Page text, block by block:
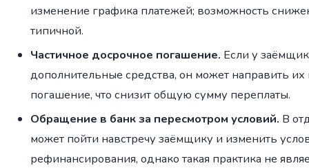
изменение графика платежей; возможность
типичной.
Частичное досрочное погашение. Если у
дополнительные средства, он может направить их
погашение, что снизит общую сумму переплаты.
Обращение в банк за пересмотром условий. В
может пойти навстречу заёмщику и изменить
рефинансирования, однако такая практика не